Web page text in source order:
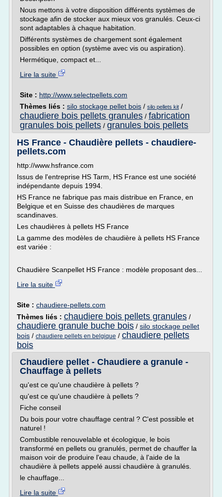
Nous mettons à votre disposition différents systèmes de
stockage afin de stocker aux mieux vos granulés. Ceux-ci
sont adaptables à chaque habitation.
Différents systèmes de chargement sont également
possibles en option (système avec vis ou aspiration).
Hermétique, compact et...
Lire la suite
Site : http://www.selectpellets.com
Thèmes liés : silo stockage pellet bois / silo pellets kit /
chaudiere bois pellets granules / fabrication
granules bois pellets / granules bois pellets
HS France - Chaudière pellets - chaudiere-
pellets.com
http://www.hsfrance.com
Issus de l'entreprise HS Tarm, HS France est une société
indépendante depuis 1994.
HS France ne fabrique pas mais distribue en France, en
Belgique et en Suisse des chaudières de marques
scandinaves.
Les chaudières à pellets HS France
La gamme des modèles de chaudière à pellets HS France
est variée :
Chaudière Scanpellet HS France : modèle proposant des...
Lire la suite
Site : chaudiere-pellets.com
Thèmes liés : chaudiere bois pellets granules /
chaudiere granule buche bois / silo stockage pellet
bois / chaudiere pellets en belgique / chaudiere pellets
bois
Chaudiere pellet - Chaudiere a granule -
Chauffage à pellets
qu'est ce qu'une chaudière à pellets ?
qu'est ce qu'une chaudière à pellets ?
Fiche conseil
Du bois pour votre chauffage central ? C'est possible et
naturel !
Combustible renouvelable et écologique, le bois
transformé en pellets ou granulés, permet de chauffer la
maison voir de produire l'eau chaude, à l'aide de la
chaudière à pellets appelé aussi chaudière à granulés.
le chauffage...
Lire la suite